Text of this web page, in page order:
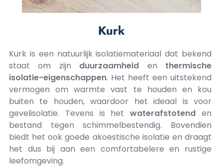
Kurk
Kurk is een natuurlijk isolatiemateriaal dat bekend
staat om zijn duurzaamheid en thermische
isolatie-eigenschappen. Het heeft een uitstekend
vermogen om warmte vast te houden en kou
buiten te houden, waardoor het ideaal is voor
gevelisolatie. Tevens is hetwaterafstotenden
bestand tegen schimmelbestendig. Bovendien
biedt het ook goede akoestische isolatie en draagt
het dus bij aan een comfortabelere en rustige
leefomgeving.